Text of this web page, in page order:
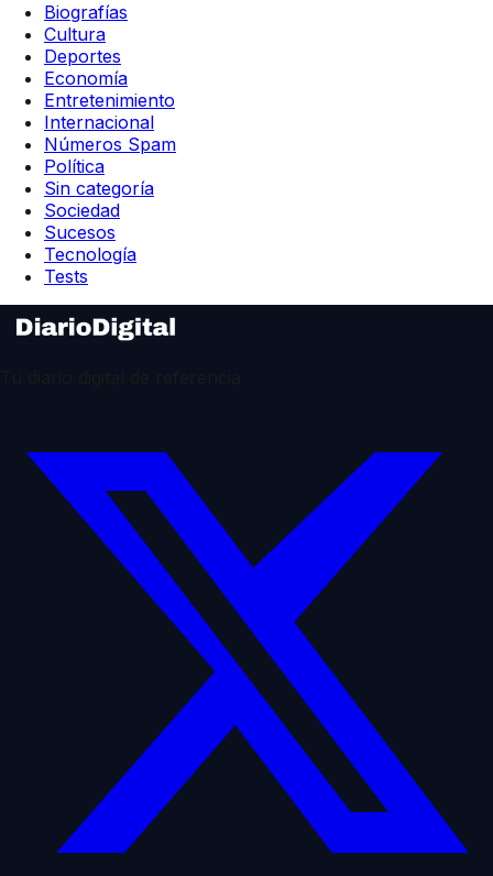
Biografías
Cultura
Deportes
Economía
Entretenimiento
Internacional
Números Spam
Política
Sin categoría
Sociedad
Sucesos
Tecnología
Tests